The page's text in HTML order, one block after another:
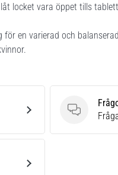
locket vara öppet tills
en varierad och
Frågor